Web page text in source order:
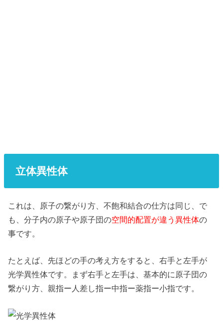
立体異性体
これは、原子の繋がり方、不飽和結合の仕方は同じ、で
も、分子内の原子や原子団の空間的配置が違う異性体の
事です。
たとえば、先ほどの手の考え方をすると、右手と左手が
光学異性体です。まず右手と左手は、基本的に原子団の
繋がり方、親指ー人差し指ー中指ー薬指ー小指です。